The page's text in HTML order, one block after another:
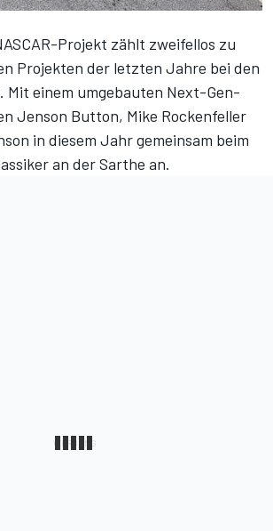
Projekt zählt zweifellos zu
Projekten der letzten Jahre bei den
Mit einem umgebauten Next-Gen-
Jenson Button, Mike Rockenfeller
in diesem Jahr gemeinsam beim
an der Sarthe an.